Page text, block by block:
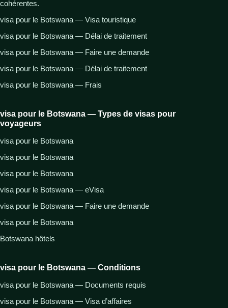
cohérentes.
visa pour le Botswana — Visa touristique
visa pour le Botswana — Délai de traitement
visa pour le Botswana — Faire une demande
visa pour le Botswana — Délai de traitement
visa pour le Botswana — Frais
visa pour le Botswana — Types de visas pour
voyageurs
visa pour le Botswana
visa pour le Botswana
visa pour le Botswana
visa pour le Botswana — eVisa
visa pour le Botswana — Faire une demande
visa pour le Botswana
Botswana hôtels
visa pour le Botswana — Conditions
visa pour le Botswana — Documents requis
visa pour le Botswana — Visa d’affaires